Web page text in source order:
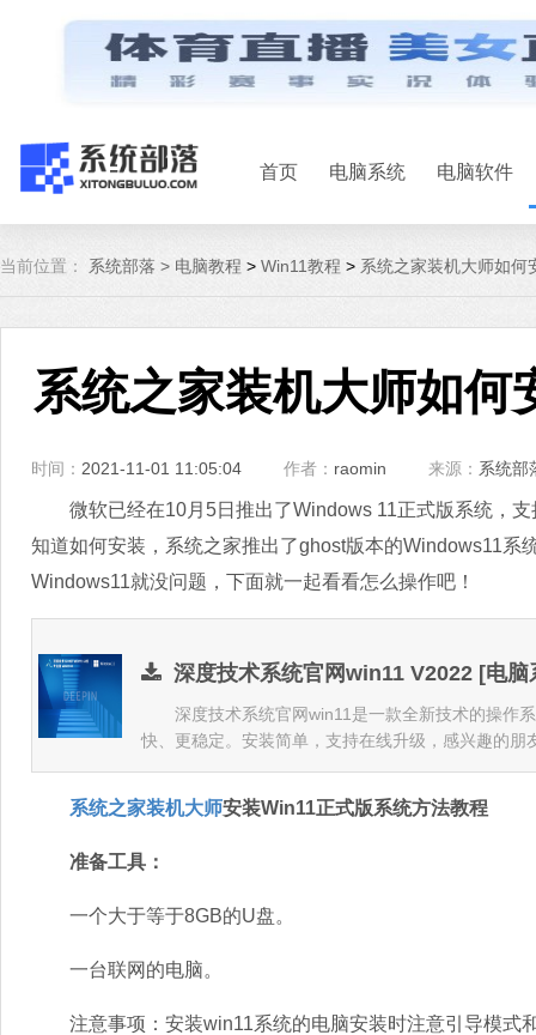
首页 电脑系统 电脑软件
当前位置： 系统部落 > 电脑教程 > Win11教程 > 系统之家装机大师如何
系统之家装机大师如何
时间： 2021-11-01 11:05:04 作者： raomin 来源： 系统部
微软已经在10月5日推出了Windows 11正式版系统，支
知道如何安装，系统之家推出了ghost版本的Windows11系
Windows11就没问题，下面就一起看看怎么操作吧！
深度技术系统官网win11 V2022 [电脑
深度技术系统官网win11是一款全新技术的操作系
快、更稳定。安装简单，支持在线升级，感兴趣的朋
系统之家装机大师安装Win11正式版系统方法教程
准备工具：
一个大于等于8GB的U盘。
一台联网的电脑。
注意事项：安装win11系统的电脑安装时注意引导模式